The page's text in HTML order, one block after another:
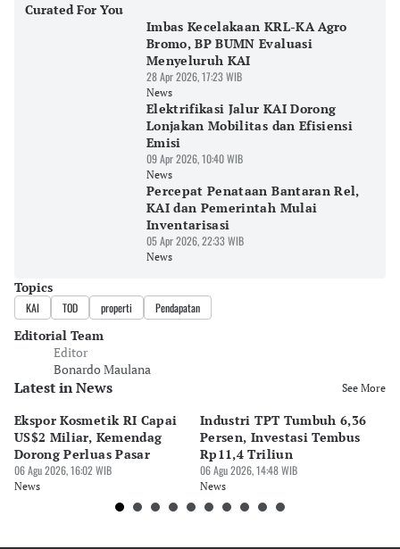
Curated For You
Imbas Kecelakaan KRL-KA Agro
Bromo, BP BUMN Evaluasi
Menyeluruh KAI
28 Apr 2026, 17:23 WIB
News
Elektrifikasi Jalur KAI Dorong
Lonjakan Mobilitas dan Efisiensi
Emisi
09 Apr 2026, 10:40 WIB
News
Percepat Penataan Bantaran Rel,
KAI dan Pemerintah Mulai
Inventarisasi
05 Apr 2026, 22:33 WIB
News
Topics
KAI TOD properti Pendapatan
Editorial Team
Editor
Bonardo Maulana
Latest in News See More
Ekspor Kosmetik RI Capai
US$2 Miliar, Kemendag
Dorong Perluas Pasar
06 Agu 2026, 16:02 WIB
News
Industri TPT Tumbuh 6,36
Persen, Investasi Tembus
Rp11,4 Triliun
06 Agu 2026, 14:48 WIB
News